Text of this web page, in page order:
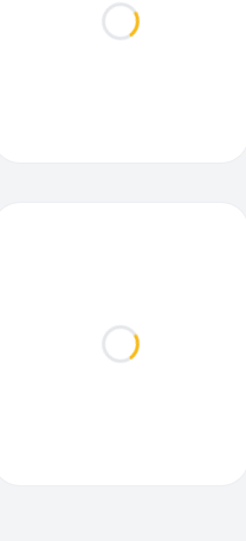
Loading...
Loading...